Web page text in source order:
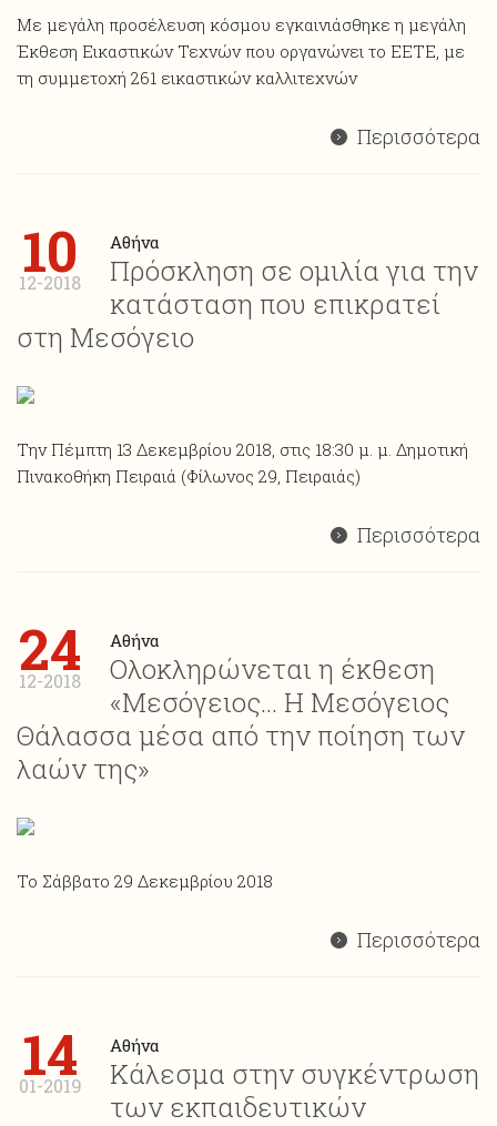
Με μεγάλη προσέλευση κόσμου εγκαινιάσθηκε η μεγάλη
Έκθεση Εικαστικών Τεχνών που οργανώνει το ΕΕΤΕ, με
τη συμμετοχή 261 εικαστικών καλλιτεχνών
Περισσότερα
10
12-2018
Αθήνα
Πρόσκληση σε ομιλία για την
κατάσταση που επικρατεί
στη Μεσόγειο
Την Πέμπτη 13 Δεκεμβρίου 2018, στις 18:30 μ. μ. Δημοτική
Πινακοθήκη Πειραιά (Φίλωνος 29, Πειραιάς)
Περισσότερα
24
12-2018
Αθήνα
Ολοκληρώνεται η έκθεση
«Μεσόγειος… Η Μεσόγειος
Θάλασσα μέσα από την ποίηση των
λαών της»
Το Σάββατο 29 Δεκεμβρίου 2018
Περισσότερα
14
01-2019
Αθήνα
Κάλεσμα στην συγκέντρωση
των εκπαιδευτικών